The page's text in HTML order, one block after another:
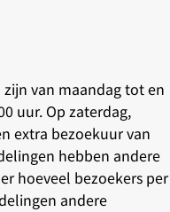
van maandag tot en
uur. Op zaterdag,
extra bezoekuur van
hebben andere
hoeveel bezoekers per
andere